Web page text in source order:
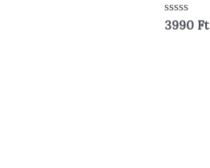
Értékelés:
3990 Ft